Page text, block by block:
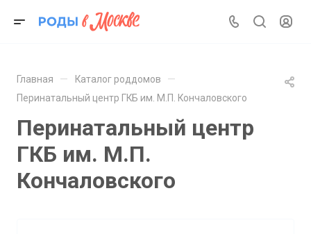
Главная — Каталог роддомов —
Перинатальный центр ГКБ им. М.П. Кончаловского
Перинатальный центр
ГКБ им. М.П.
Кончаловского